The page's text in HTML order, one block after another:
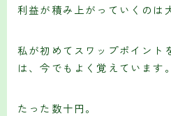
利益が積み上がっていくのは
私が初めてスワップポイント
は、今でもよく覚えています。
たった数十円。